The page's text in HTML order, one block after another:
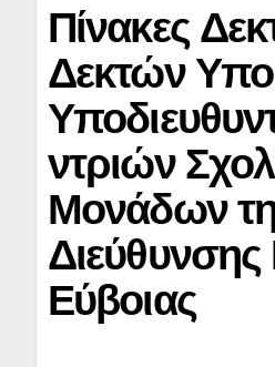
Πίνακες
Δεκτών
ντριών
Μονάδων
Εύβοιας